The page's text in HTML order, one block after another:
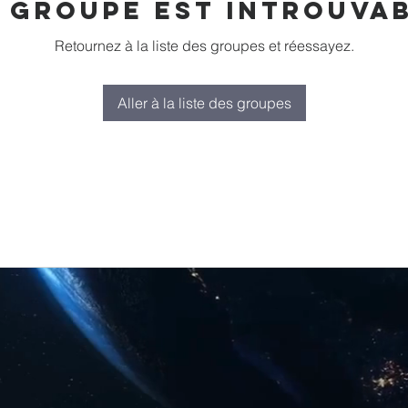
groupe est
Retournez à la liste des groupes et réessayez.
Aller à la liste des groupes